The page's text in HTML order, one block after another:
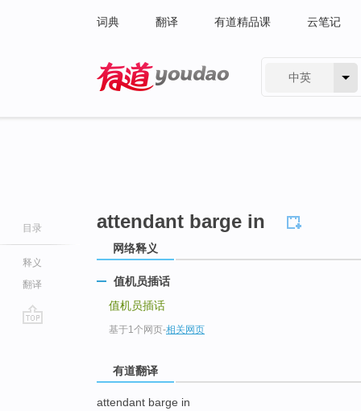
词典 翻译 有道精品课 云笔记
中英
目录
释义
翻译
attendant barge in
网络释义
值机员插话
值机员插话
基于1个网页-相关网页
有道翻译
attendant barge in